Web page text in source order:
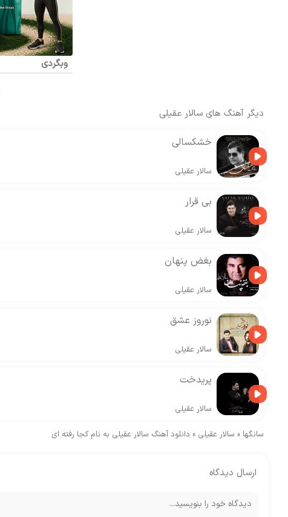
وبگردی
دیگر آهنگ های سالار عقیلی
خشکسالی
سالار عقیلی
بی قرار
سالار عقیلی
بغض پنهان
سالار عقیلی
نوروز عشق
سالار عقیلی
پریدخت
سالار عقیلی
سانگها » سالار عقیلی » دانلود آهنگ سالار عقیلی به نام کجا رفته ای
ارسال دیدگاه